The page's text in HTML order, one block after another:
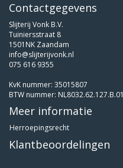
Contactgegevens
Slijterij Vonk B.V.
Tuiniersstraat 8
1501NK Zaandam
info@slijterijvonk.nl
075 616 9355
KvK nummer: 35015807
BTW nummer: NL8032.62.127.B.01
Meer informatie
Herroepingsrecht
Klantbeoordelingen